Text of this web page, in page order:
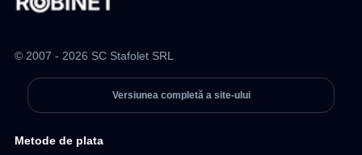
© 2007 - 2026 SC Stafolet SRL
Versiunea completă a site-ului
Metode de plata